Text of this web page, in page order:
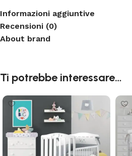
Informazioni aggiuntive
Recensioni (0)
About brand
Ti potrebbe interessare…